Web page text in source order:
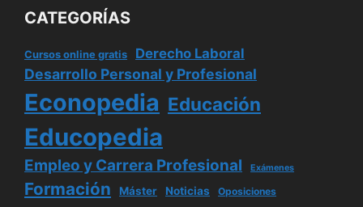
CATEGORÍAS
Cursos online gratis Derecho Laboral
Desarrollo Personal y Profesional
Econopedia Educación
Educopedia
Empleo y Carrera Profesional Exámenes
Formación Máster Noticias Oposiciones